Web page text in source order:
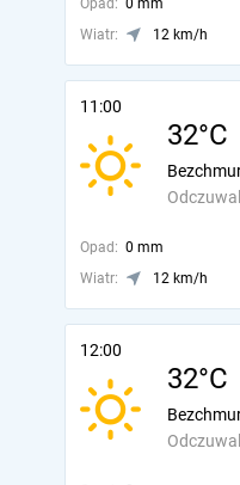
Opad: 0 mm
Wiatr:
12 km/h
11:00
32°C
Opad: 0 mm
Wiatr:
12 km/h
12:00
32°C